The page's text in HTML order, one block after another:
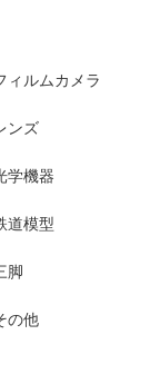
ィルムカメラ
ンズ
学機器
道模型
脚
の他